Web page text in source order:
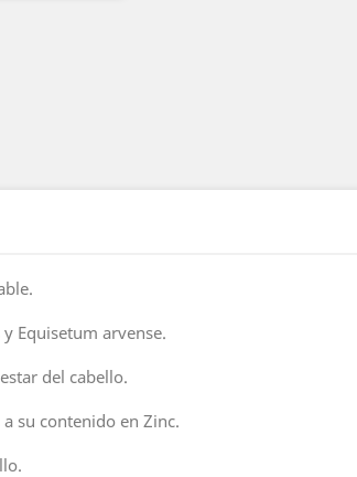
Equisetum arvense.
del cabello.
su contenido en Zinc.